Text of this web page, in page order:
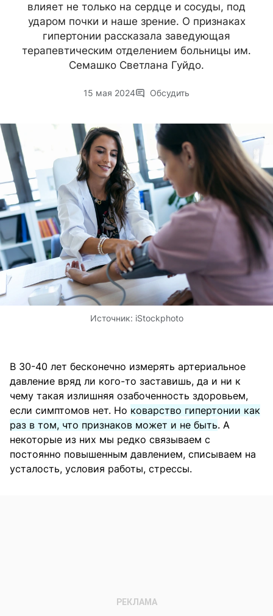
влияет не только на сердце и сосуды, под
ударом почки и наше зрение. О признаках
гипертонии рассказала заведующая
терапевтическим отделением больницы им.
Семашко Светлана Гуйдо.
15 мая 2024 Обсудить
Источник: iStockphoto
В 30-40 лет бесконечно измерять артериальное
давление вряд ли кого-то заставишь, да и ни к
чему такая излишняя озабоченность здоровьем,
если симптомов нет. Но коварство гипертонии как
раз в том, что признаков может и не быть. А
некоторые из них мы редко связываем с
постоянно повышенным давлением, списываем на
усталость, условия работы, стрессы.